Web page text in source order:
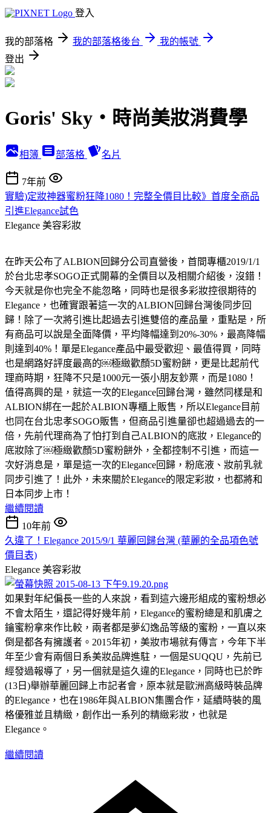
登入
我的部落格 我的部落格後台
我的帳號
登出
Goris' Sky‧時尚美妝消費學
相簿 部落格 名片
7年前
實驗)定妝神器蜜粉狂降1080！完整全價目比較》首度全商品
引進Elegance試色
Elegance 美容彩妝
在昨天公布了ALBION回歸分公司直營後，首間專櫃2019/1/1
於台北忠孝SOGO正式開幕的全價目以及相關介紹後，沒錯！
今天就是你也完全不能忽略，同時也是很多彩妝控很期待的
Elegance，也確實跟著這一次的ALBION回歸台灣後同步回
歸！除了一次將引進比起過去引進雙倍的產品量，重點是，所
有商品可以說是全面降價，平均降幅達到20%-30%，最高降幅
則達到40%！單是Elegance產品中最受歡迎、最值得買，同時
也是網路好評度最高的￼極緻歡顏5D蜜粉餅，更是比起前代
理商時期，狂降不只是1000元一張小朋友鈔票，而是1080！
值得高興的是，就這一次的Elegance回歸台灣，雖然同樣是和
ALBION綁在一起於ALBION專櫃上販售，所以Elegance目前
也同在台北忠孝SOGO販售，但商品引進量卻也超過過去的一
倍，先前代理商為了怕打到自己ALBION的底妝，Elegance的
底妝除了￼極緻歡顏5D蜜粉餅外，全都控制不引進，而這一
次好消息是，單是這一次的Elegance回歸，粉底液、妝前乳就
同步引進了！此外，未來關於Elegance的限定彩妝，也都將和
日本同步上市！
繼續閱讀
10年前
久違了！Elegance 2015/9/1 華麗回歸台灣 (華麗的全品項色號
價目表)
Elegance 美容彩妝
如果對年紀偏長一些的人來說，看到這六邊形組成的蜜粉想必
不會太陌生，還記得好幾年前，Elegance的蜜粉總是和肌膚之
鑰蜜粉拿來作比較，兩者都是夢幻逸品等級的蜜粉，一直以來
倒是都各有擁護者。2015年初，美妝市場就有傳言，今年下半
年至少會有兩個日系美妝品牌進駐，一個是SUQQU，先前已
經發過報導了，另一個就是這久違的Elegance，同時也已於昨
(13日)舉辦華麗回歸上市記者會，原本就是歐洲高級時裝品牌
的Elegance，也在1986年與ALBION集團合作，延續時裝的風
格優雅並且精緻，創作出一系列的精緻彩妝，也就是
Elegance。
繼續閱讀